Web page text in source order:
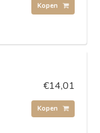
Kopen
€14,01
Kopen